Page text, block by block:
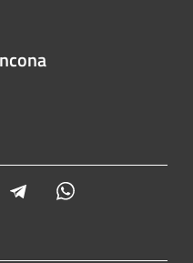
Telegram